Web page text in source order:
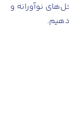
نوآورانه و